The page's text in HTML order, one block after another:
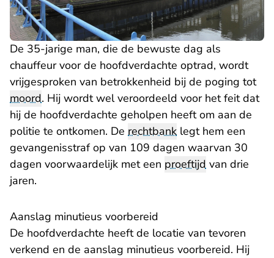
De 35-jarige man, die de bewuste dag als
chauffeur voor de hoofdverdachte optrad, wordt
vrijgesproken van betrokkenheid bij de poging tot
moord. Hij wordt wel veroordeeld voor het feit dat
hij de hoofdverdachte geholpen heeft om aan de
politie te ontkomen. De rechtbank legt hem een
gevangenisstraf op van 109 dagen waarvan 30
dagen voorwaardelijk met een proeftijd van drie
jaren.
Aanslag minutieus voorbereid
De hoofdverdachte heeft de locatie van tevoren
verkend en de aanslag minutieus voorbereid. Hij